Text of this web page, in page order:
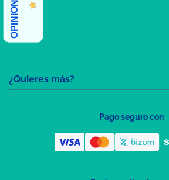
¿Quieres más?
Pago seguro con